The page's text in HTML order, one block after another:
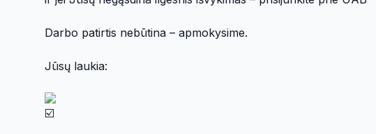
Darbo patirtis nebūtina – apmokysime.
Jūsų laukia: